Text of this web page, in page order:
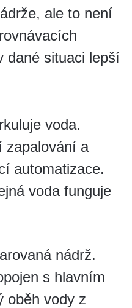
ale to není
dané situaci lepší
voda.
zapalování a
automatizace.
voda funguje
nádrž.
s hlavním
oběh vody z